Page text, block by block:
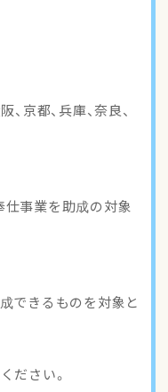
せ
京都、兵庫、奈良、
事業を助成の対象
できるものを対象と
ださい。